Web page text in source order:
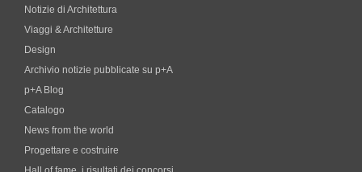
Notizie di Architettura
Viaggi & Architetture
Design
Archivio notizie pubblicate su p+A
p+A Blog
Catalogo
News from the world
Progettare e costruire